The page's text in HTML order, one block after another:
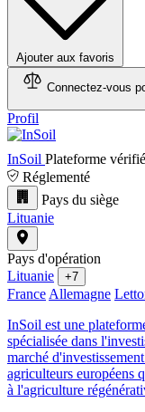
Ajouter aux favoris
Connectez-vous
Profil
InSoil Plateforme
Réglementé
Pays du siège
Lituanie
Pays d'opération
Lituanie
+7
France Allemagne
InSoil est une
spécialisée dans
marché
agriculteurs européens
à l'agriculture